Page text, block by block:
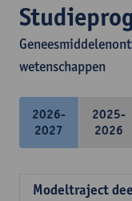
wetenschappen
2026-
2027
2025-
2026
Modeltraject